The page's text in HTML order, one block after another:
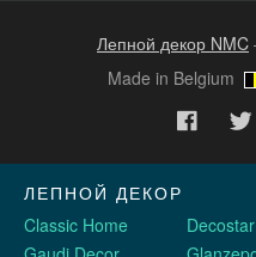
Лепной декор NMC
Made in Belgium
ЛЕПНОЙ ДЕКОР
Classic Home
Decostar